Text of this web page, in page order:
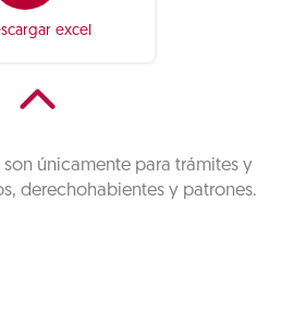
excel
únicamente para trámites y
derechohabientes y patrones.